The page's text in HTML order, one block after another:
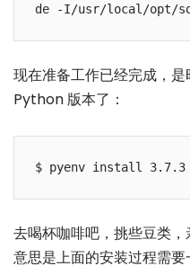
de -I/usr/local/opt/
现在准备工作已经完成，
Python 版本了：
$ pyenv install 3.7.3
去喝杯咖啡吧，挑些豆类
意思是上面的安装过程需要